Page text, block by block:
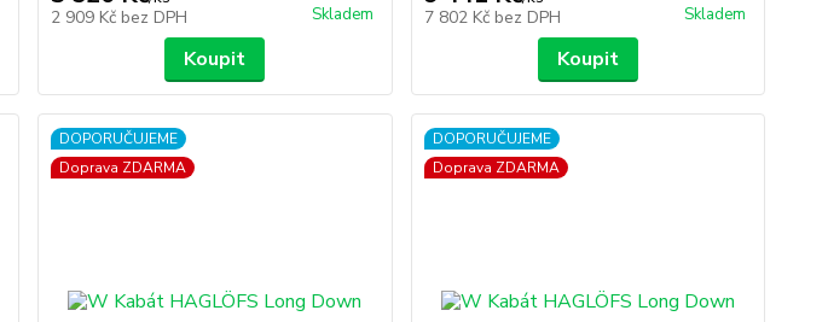
2 909 Kč bez DPH Skladem
Koupit
7 802 Kč bez DPH Skladem
Koupit
DOPORUČUJEME
Doprava ZDARMA
DOPORUČUJEME
Doprava ZDARMA